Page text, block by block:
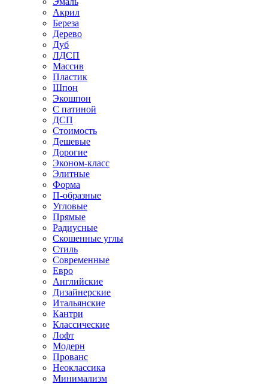
Акрил
Береза
Дерево
Дуб
ЛДСП
Массив
Пластик
Шпон
Экошпон
С патиной
ДСП
Стоимость
Дешевые
Дорогие
Эконом-класс
Элитные
Форма
П-образные
Угловые
Прямые
Радиусные
Скошенные углы
Стиль
Современные
Евро
Английские
Дизайнерские
Итальянские
Кантри
Классические
Лофт
Модерн
Прованс
Неоклассика
Минимализм